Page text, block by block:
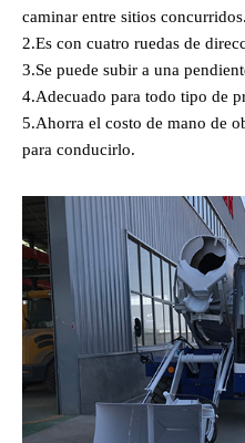
caminar entre sitios concurridos.
2.Es con cuatro ruedas de
3.Se puede subir a una
4.Adecuado para todo tipo de
5.Ahorra el costo de mano de
para conducirlo.